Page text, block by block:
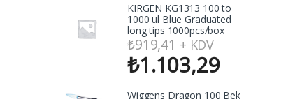
KIRGEN KG1313 100 to
1000 ul Blue Graduated
long tips 1000pcs/box
₺919,41 + KDV
₺1.103,29
Wiggens Dragon 100 Bek